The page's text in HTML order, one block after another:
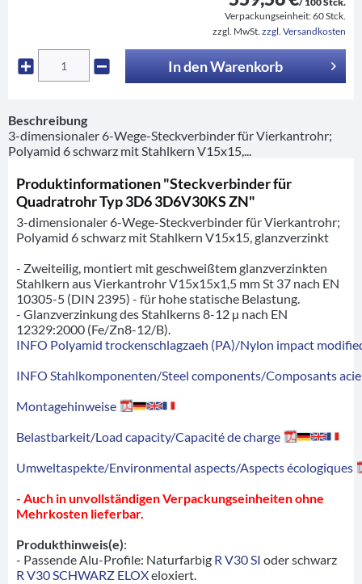
Verpackungseinheit:60 Stck.
zzgl. MwSt. zzgl. Versandkosten
In denWarenkorb
Beschreibung
3-dimensionaler 6-Wege-Steckverbinder für Vierkantrohr;
Polyamid 6 schwarz mit Stahlkern V15x15,...
Produktinformationen "Steckverbinder für
Quadratrohr Typ 3D6 3D6V30KS ZN"
3-dimensionaler 6-Wege-Steckverbinder für Vierkantrohr;
Polyamid 6 schwarz mit Stahlkern V15x15, glanzverzinkt
- Zweiteilig, montiert mit geschweißtem glanzverzinkten
Stahlkern aus Vierkantrohr V15x15x1,5 mm St 37 nach EN
10305-5 (DIN 2395) - für hohe statische Belastung.
- Glanzverzinkung des Stahlkerns 8-12 µ nach EN
12329:2000 (Fe/Zn8-12/B).
INFO Polyamid trockenschlagzaeh (PA)/Nylon impact
INFO Stahlkomponenten/Steel components/Composants
Montagehinweise
Belastbarkeit/Load capacity/Capacité de charge
Umweltaspekte/Environmental aspects/Aspects écologiques
- Auch in unvollständigen Verpackungseinheiten ohne
Mehrkosten lieferbar.
Produkthinweis(e):
- Passende Alu-Profile: Naturfarbig R V30 SI oder schwarz
R V30 SCHWARZ ELOXeloxiert.